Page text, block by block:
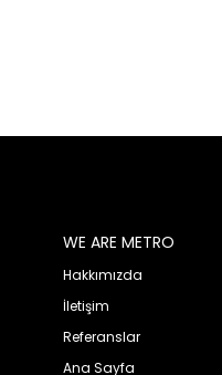
WE ARE METRO
Hakkımızda
İletişim
Referanslar
Ana Sayfa